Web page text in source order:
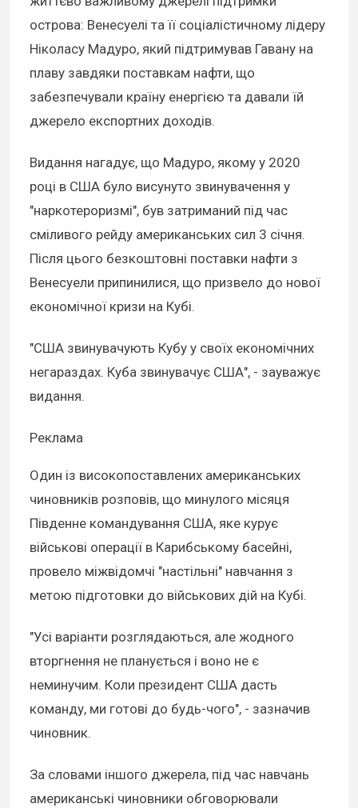
острова: Венесуелі та її соціалістичному лідеру
Ніколасу Мадуро, який підтримував Гавану на
плаву завдяки поставкам нафти, що
забезпечували країну енергією та давали їй
джерело експортних доходів.
Видання нагадує, що Мадуро, якому у 2020
році в США було висунуто звинувачення у
"наркотероризмі", був затриманий під час
сміливого рейду американських сил 3 січня.
Після цього безкоштовні поставки нафти з
Венесуели припинилися, що призвело до нової
економічної кризи на Кубі.
"США звинувачують Кубу у своїх економічних
негараздах. Куба звинувачує США", - зауважує
видання.
Реклама
Один із високопоставлених американських
чиновників розповів, що минулого місяця
Південне командування США, яке курує
військові операції в Карибському басейні,
провело міжвідомчі "настільні" навчання з
метою підготовки до військових дій на Кубі.
"Усі варіанти розглядаються, але жодного
вторгнення не планується і воно не є
неминучим. Коли президент США дасть
команду, ми готові до будь-чого", - зазначив
чиновник.
За словами іншого джерела, під час навчань
американські чиновники обговорювали